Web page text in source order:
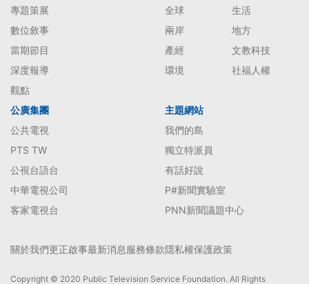
專題策展
數位敘事
當期節目
深度報導
觀點
全球
生活
兩岸
地方
產經
文教科技
環境
社福人權
公廣集團
公共電視
PTS TW
公視台語台
中華電視公司
客家電視台
主題網站
我們的島
獨立特派員
有話好說
P#新聞實驗室
PNN新聞議題中心
關於我們更正啟事最新消息服務條款隱私權保護政策
Copyright © 2020 Public Television Service Foundation. All Rights